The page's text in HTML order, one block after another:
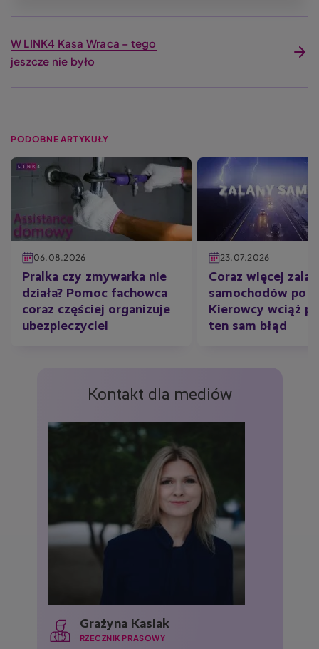
W LINK4 Kasa Wraca – tego
jeszcze nie było
PODOBNE ARTYKUŁY
06.08.2026
Pralka czy zmywarka nie
działa? Pomoc fachowca
coraz częściej organizuje
ubezpieczyciel
23.07.2026
Coraz więcej
samochodów po
Kierowcy wciąż
ten sam błąd
Kontakt dla mediów
Grażyna Kasiak
RZECZNIK PRASOWY